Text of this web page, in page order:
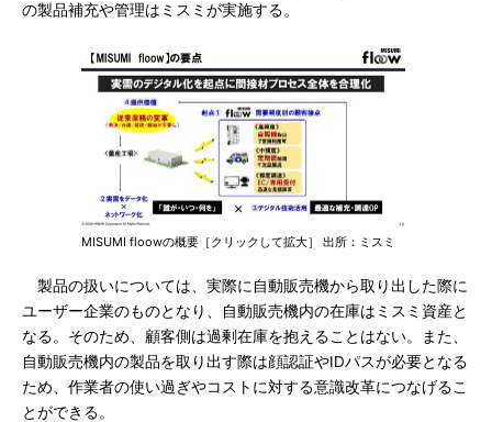
の製品補充や管理はミスミが実施する。
MISUMI floowの概要［クリックして拡大］ 出所：ミスミ
製品の扱いについては、実際に自動販売機から取り出した際に
ユーザー企業のものとなり、自動販売機内の在庫はミスミ資産と
なる。そのため、顧客側は過剰在庫を抱えることはない。また、
自動販売機内の製品を取り出す際は顔認証やIDパスが必要となる
ため、作業者の使い過ぎやコストに対する意識改革につなげるこ
とができる。